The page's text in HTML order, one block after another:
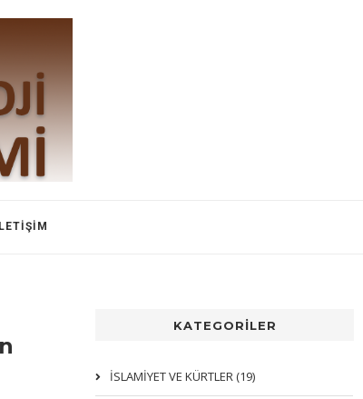
KATEGORİLER
İSLAMIYET VE KÜRTLER (19)